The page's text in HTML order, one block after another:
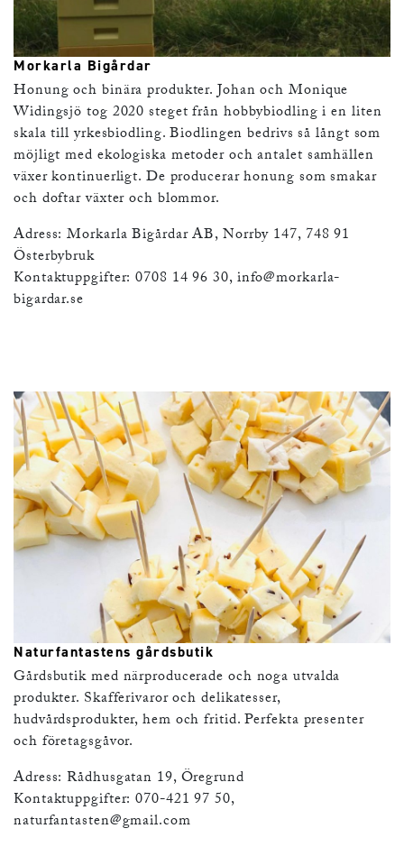
Morkarla Bigårdar
Honung och binära produkter. Johan och Monique
Widingsjö tog 2020 steget från hobbybiodling i en liten
skala till yrkesbiodling. Biodlingen bedrivs så långt som
möjligt med ekologiska metoder och antalet samhällen
växer kontinuerligt. De producerar honung som smakar
och doftar växter och blommor.
Adress: Morkarla Bigårdar AB, Norrby 147, 748 91
Österbybruk
Kontaktuppgifter: 0708 14 96 30,info@morkarla-
bigardar.se
Naturfantastens gårdsbutik
Gårdsbutik med närproducerade och noga utvalda
produkter. Skafferivaror och delikatesser,
hudvårdsprodukter, hem och fritid. Perfekta presenter
och företagsgåvor.
Adress: Rådhusgatan 19, Öregrund
Kontaktuppgifter: 070-421 97 50,
naturfantasten@gmail.com